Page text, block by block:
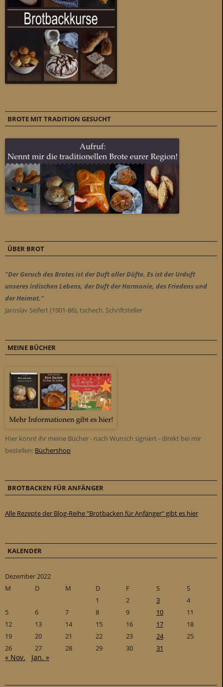
BROTE MIT TRADITION GESUCHT
ÜBER BROT
"Der Geruch des Brotes ist der Duft aller Düfte. Es ist der Urduft
unseres irdischen Lebens, der Duft der Harmonie, des Friedens und
der Heimat."
Jaroslav Seifert (1901-86), tschech. Schriftsteller
MEINE BÜCHER
Hier könnt ihr meine Bücher - nach Wunsch signiert - direkt bei mir
bestellen: Büchershop
BROTBACKEN FÜR ANFÄNGER
Alle Rezepte der Blog-Reihe "Brotbacken für Anfänger" gibt es hier
KALENDER
Dezember 2022
M
D M D F S
S
1
2 3
4
5
6 7 8 9 10
11
12
13 14 15 16 17
18
19
20 21 22 23 24
25
26
27 28 29 30 31
« Nov. Jan. »